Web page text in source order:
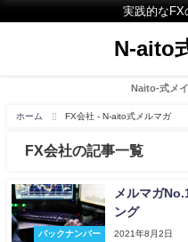
実践的なFX
N-aito
Naito-式メ
ホーム FX会社 - N-aito式メルマガ
FX会社の記事一覧
バックナンバー
メルマガ
ング
2021年8月2日